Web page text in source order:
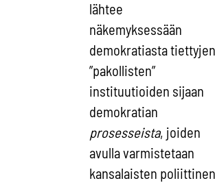
lähtee
näkemyksessään
demokratiasta tiettyjen
”pakollisten”
instituutioiden sijaan
demokratian
prosesseista, joiden
avulla varmistetaan
kansalaisten poliittinen